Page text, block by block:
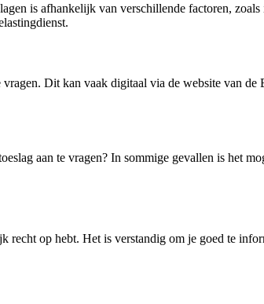
is afhankelijk van verschillende factoren,
Dit kan vaak digitaal via de website van
aan te vragen? In sommige gevallen is het
recht op hebt. Het is verstandig om je goed te